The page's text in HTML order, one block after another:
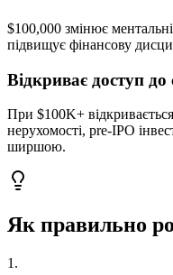
$100,000 змінює
підвищує фінансову
Відкриває доступ до
При $100K+
нерухомості, pre-IPO
ширшою.
Як правильно
1 .